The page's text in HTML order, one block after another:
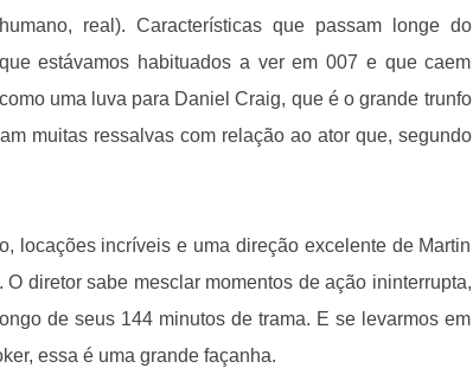
humano, real). Características que passam longe do
que estávamos habituados a ver em 007 e que caem
como uma luva para Daniel Craig, que é o grande trunfo
muitas ressalvas com relação ao ator que, segundo
locações incríveis e uma direção excelente de Martin
O diretor sabe mesclar momentos de ação ininterrupta,
de seus 144 minutos de trama. E se levarmos em
essa é uma grande façanha.